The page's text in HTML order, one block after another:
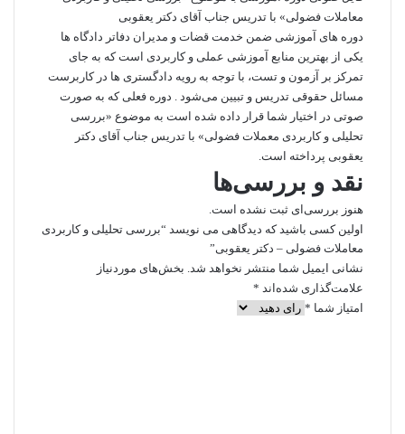
عدد
معاملات فضولی» با تدریس جناب آقای دکتر یعقوبی
دوره های آموزشی ضمن خدمت قضات و مدیران دفاتر دادگاه ها
یکی از بهترین منابع آموزشی عملی و کاربردی است که به جای
تمرکز بر آزمون و تست، با توجه به رویه دادگستری ها در کاربرست
مسائل حقوقی تدریس و تبیین می‌شود . دوره فعلی که به صورت
صوتی در اختیار شما قرار داده شده است به موضوع «بررسی
تحلیلی و کاربردی معملات فضولی» با تدریس جناب آقای دکتر
یعقوبی پرداخته است.
نقد و بررسی‌ها
هنوز بررسی‌ای ثبت نشده است.
اولین کسی باشید که دیدگاهی می نویسد “بررسی تحلیلی و کاربردی
معاملات فضولی – دکتر یعقوبی”
نشانی ایمیل شما منتشر نخواهد شد. بخش‌های موردنیاز
علامت‌گذاری شده‌اند *
امتیاز شما *